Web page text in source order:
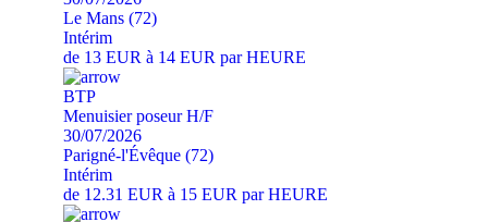
Le Mans (72)
Intérim
de 13 EUR à 14 EUR par HEURE
BTP
Menuisier poseur H/F
30/07/2026
Parigné-l'Évêque (72)
Intérim
de 12.31 EUR à 15 EUR par HEURE